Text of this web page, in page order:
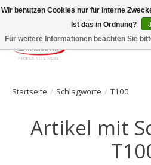
Ihr Onlineshop für Clipverschlusstechnik!
Startseite / Schlagworte / T100
Artikel mit
Wir benutzen Cookies nur für interne
Ist das in Ordnung?
Für weitere Informationen beachten Sie